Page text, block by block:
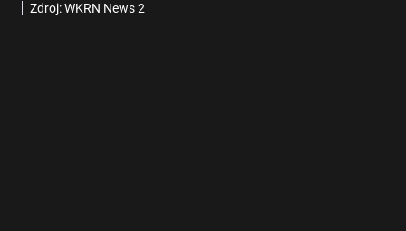
Zdroj: WKRN News 2